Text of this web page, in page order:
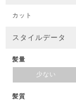
カット
スタイルデータ
髪量
少ない
髪質